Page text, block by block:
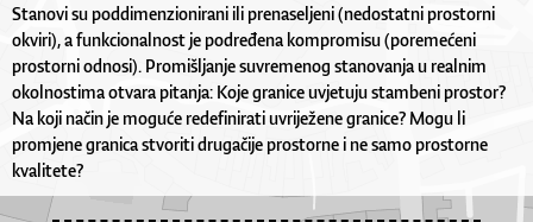
Stanovi su poddimenzionirani ili prenaseljeni (nedostatni prostorni
okviri), a funkcionalnost je podređena kompromisu (poremećeni
prostorni odnosi). Promišljanje suvremenog stanovanja u realnim
okolnostima otvara pitanja: Koje granice uvjetuju stambeni prostor?
Na koji način je moguće redefinirati uvriježene granice? Mogu li
promjene granica stvoriti drugačije prostorne i ne samo prostorne
kvalitete?